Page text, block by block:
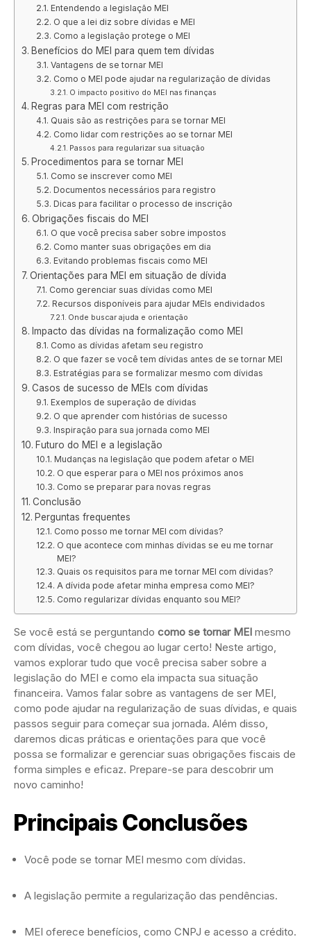
Entendendo a legislação MEI
O que a lei diz sobre dívidas e MEI
Como a legislação protege o MEI
Benefícios do MEI para quem tem dívidas
Vantagens de se tornar MEI
Como o MEI pode ajudar na regularização de dívidas
O impacto positivo do MEI nas finanças
Regras para MEI com restrição
Quais são as restrições para se tornar MEI
Como lidar com restrições ao se tornar MEI
Passos para regularizar sua situação
Procedimentos para se tornar MEI
Como se inscrever como MEI
Documentos necessários para registro
Dicas para facilitar o processo de inscrição
Obrigações fiscais do MEI
O que você precisa saber sobre impostos
Como manter suas obrigações em dia
Evitando problemas fiscais como MEI
Orientações para MEI em situação de dívida
Como gerenciar suas dívidas como MEI
Recursos disponíveis para ajudar MEIs endividados
Onde buscar ajuda e orientação
Impacto das dívidas na formalização como MEI
Como as dívidas afetam seu registro
O que fazer se você tem dívidas antes de se tornar MEI
Estratégias para se formalizar mesmo com dívidas
Casos de sucesso de MEIs com dívidas
Exemplos de superação de dívidas
O que aprender com histórias de sucesso
Inspiração para sua jornada como MEI
Futuro do MEI e a legislação
Mudanças na legislação que podem afetar o MEI
O que esperar para o MEI nos próximos anos
Como se preparar para novas regras
Conclusão
Perguntas frequentes
Como posso me tornar MEI com dívidas?
O que acontece com minhas dívidas se eu me tornar
MEI?
Quais os requisitos para me tornar MEI com dívidas?
A dívida pode afetar minha empresa como MEI?
Como regularizar dívidas enquanto sou MEI?
Se você está se perguntando como se tornar MEI mesmo
com dívidas, você chegou ao lugar certo! Neste artigo,
vamos explorar tudo que você precisa saber sobre a
legislação do MEI e como ela impacta sua situação
financeira. Vamos falar sobre as vantagens de ser MEI,
como pode ajudar na regularização de suas dívidas, e quais
passos seguir para começar sua jornada. Além disso,
daremos dicas práticas e orientações para que você
possa se formalizar e gerenciar suas obrigações fiscais de
forma simples e eficaz. Prepare-se para descobrir um
novo caminho!
Principais Conclusões
Você pode se tornar MEI mesmo com dívidas.
A legislação permite a regularização das pendências.
MEI oferece benefícios, como CNPJ e acesso a crédito.